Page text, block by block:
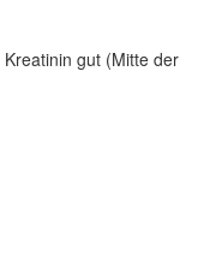
gut (Mitte der